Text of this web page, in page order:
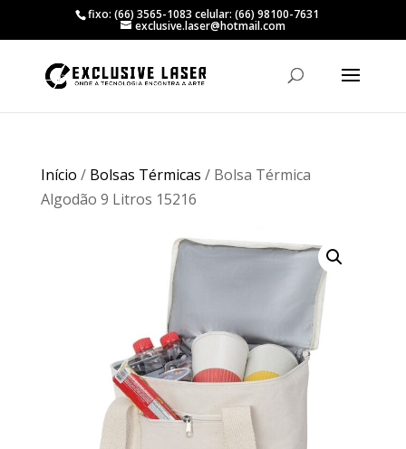
fixo: (66) 3565-1083 celular: (66) 98100-7631
exclusive.laser@hotmail.com
Início / Bolsas Térmicas / Bolsa Térmica
Algodão 9 Litros 15216